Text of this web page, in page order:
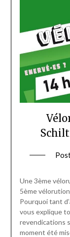
Une 3ème
5ème
Pourquoi tant
vous explique
revendications
moment été